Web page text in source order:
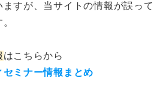
すが、当サイトの情報が誤って
はこちらから
ミナー情報まとめ